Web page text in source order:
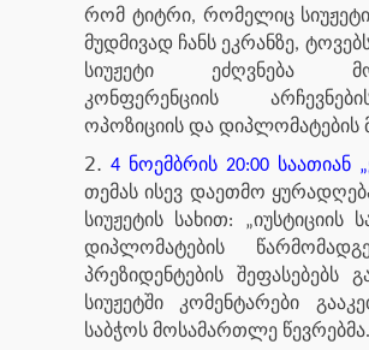
რომ ტიტრი, რომელიც
მუდმივად ჩანს ეკრანზე,
სიუჟეტი ეძღვნება
კონფერენციის
ოპოზიციის და დიპლომატების
4 ნოემბრის 20:00 საათიან
თემას ისევ დაეთმო
სიუჟეტის სახით: „იუსტიციის
დიპლომატების
პრეზიდენტების შეფასებებს
სიუჟეტში კომენტარები
საბჭოს მოსამართლე წევრებმა.